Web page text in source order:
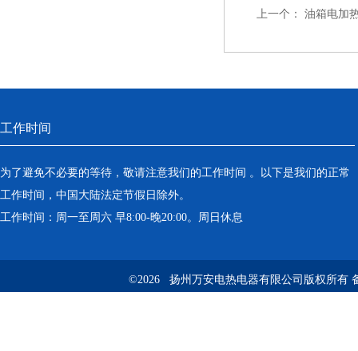
上一个： 油箱电加
工作时间
为了避免不必要的等待，敬请注意我们的工作时间 。以下是我们的正常
工作时间，中国大陆法定节假日除外。
工作时间：周一至周六 早8:00-晚20:00。周日休息
©2026 扬州万安电热电器有限公司版权所有